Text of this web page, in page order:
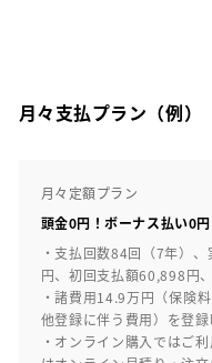
月々支払プラン（例）
月々定額プラン
頭金0円！ボーナス払い0
・支払回数84回（7年）
円、初回支払額60,898円
・諸費用14.9万円（保険
他登録に伴う費用）を登
・オンライン購入ではご